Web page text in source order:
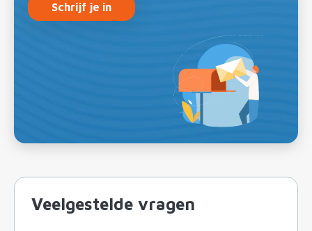
Schrijf je in
Veelgestelde vragen